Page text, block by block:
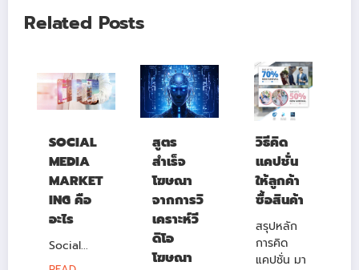
Related Posts
SOCIAL
MEDIA
MARKET
ING คือ
อะไร
Social...
สูตร
สำเร็จ
โฆษณา
จากการวิ
เคราะห์วี
ดิโอ
โฆษณา
วิธีคิด
แคปชั่น
ให้ลูกค้า
ซื้อสินค้า
สรุปหลัก
การคิด
แคปชั่น มา